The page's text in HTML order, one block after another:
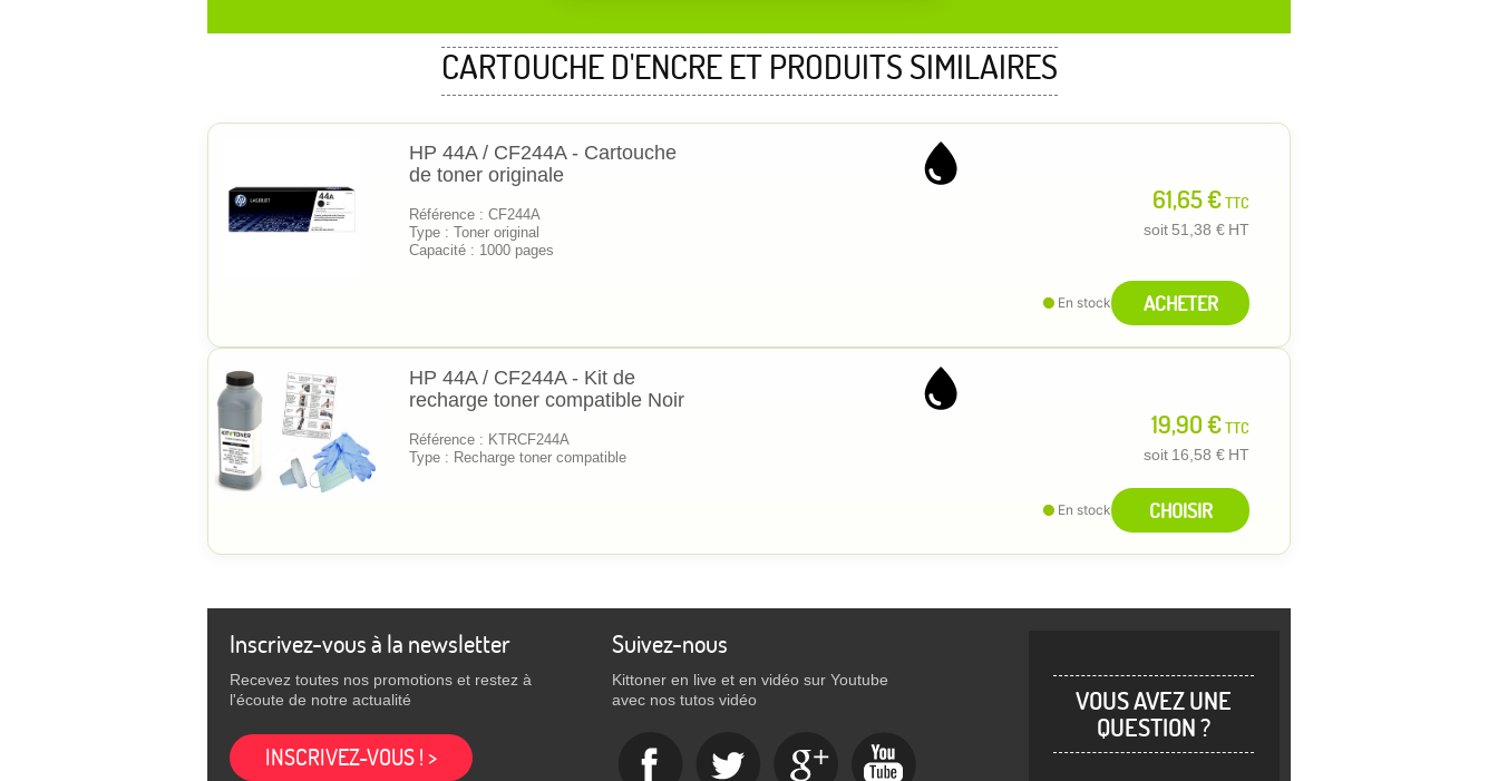
CARTOUCHE D'ENCRE ET PRODUITS SIMILAIRES
HP 44A / CF244A - Cartouche
de toner originale
Référence : CF244A
Type : Toner original
Capacité : 1000 pages
61,65 €TTC
soit 51,38 € HT
En stock ACHETER
HP 44A / CF244A - Kit de
recharge toner compatible Noir
Référence : KTRCF244A
Type : Recharge toner compatible
19,90 €TTC
soit 16,58 € HT
En stock CHOISIR
Inscrivez-vous à la newsletter
Recevez toutes nos promotions et restez à
l'écoute de notre actualité
INSCRIVEZ-VOUS ! >
Suivez-nous
Kittoner en live et en vidéo sur Youtube
avec nos tutos vidéo
VOUS AVEZ UNE
QUESTION ?